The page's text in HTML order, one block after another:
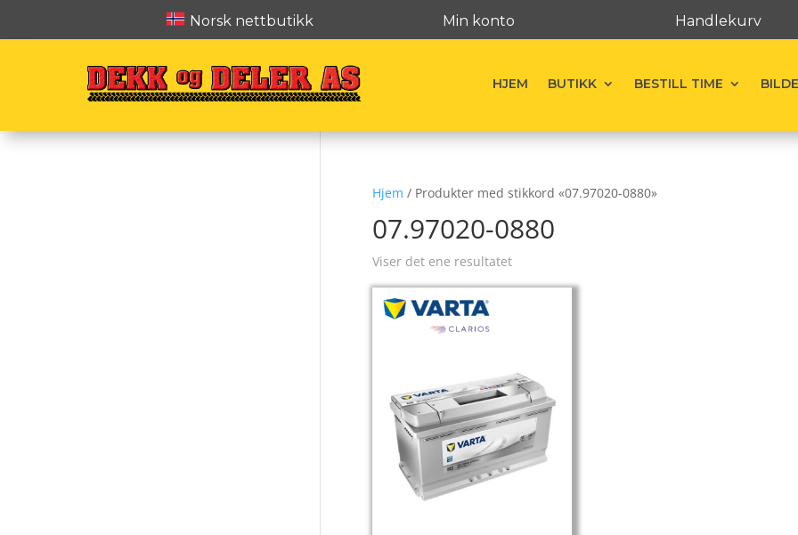
Norsk nettbutikk Min konto Handlekurv
HJEM BUTIKK BESTILL TIME
Hjem / Produkter med stikkord «07.97020-0880»
07.97020-0880
Viser det ene resultatet